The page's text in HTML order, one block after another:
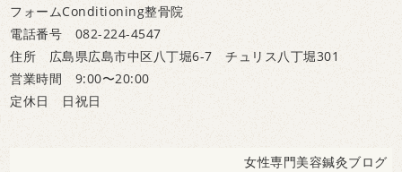
フォームConditioning整骨院
電話番号 082-224-4547
住所 広島県広島市中区八丁堀6-7 チュリス八丁堀301
営業時間 9:00〜20:00
定休日 日祝日
女性専門美容鍼灸ブログ